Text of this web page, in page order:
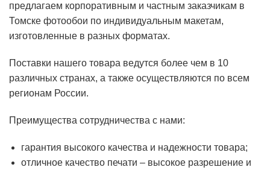
предлагаем корпоративным и частным заказчикам в
Томске фотообои по индивидуальным макетам,
изготовленные в разных форматах.
Поставки нашего товара ведутся более чем в 10
различных странах, а также осуществляются по всем
регионам России.
Преимущества сотрудничества с нами:
гарантия высокого качества и надежности товара;
отличное качество печати – высокое разрешение и